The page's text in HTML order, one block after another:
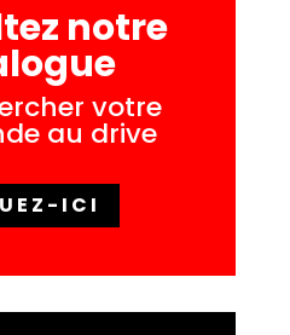
notre
votre
au drive
ICI